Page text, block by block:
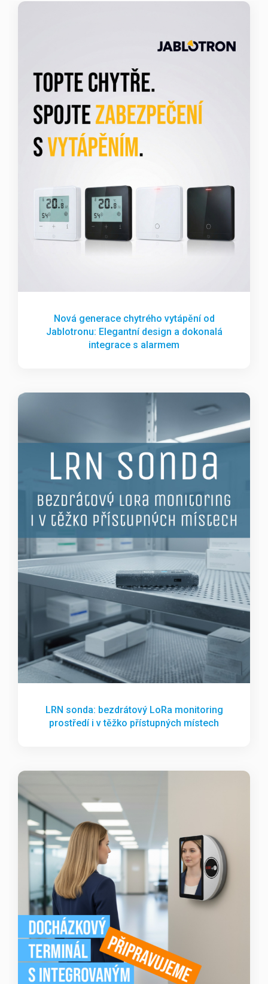
Nová generace chytrého vytápění od
Jablotronu: Elegantní design a dokonalá
integrace s alarmem
LRN sonda: bezdrátový LoRa monitoring
prostředí i v těžko přístupných místech